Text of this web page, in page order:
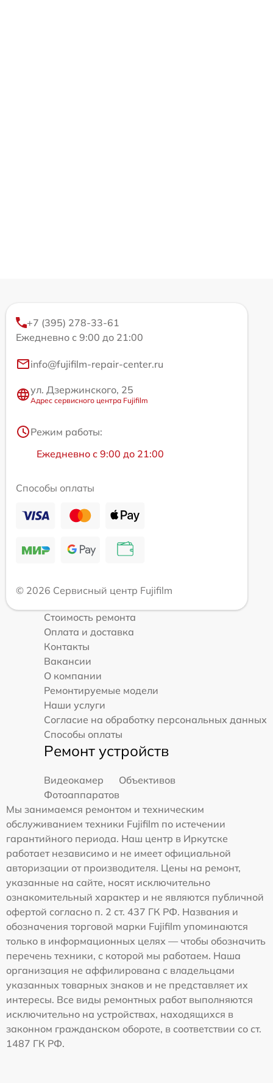
+7 (395) 278-33-61
Ежедневно с 9:00 до 21:00
info@fujifilm-repair-center.ru
ул. Дзержинского, 25
Адрес сервисного центра Fujifilm
Режим работы:
Ежедневно с 9:00 до 21:00
Способы оплаты
© 2026 Сервисный центр Fujifilm
Стоимость ремонта
Оплата и доставка
Контакты
Вакансии
О компании
Ремонтируемые модели
Наши услуги
Согласие на обработку персональных данных
Способы оплаты
Ремонт устройств
Видеокамер
Объективов
Фотоаппаратов
Мы занимаемся ремонтом и техническим
обслуживанием техники Fujifilm по истечении
гарантийного периода. Наш центр в Иркутске
работает независимо и не имеет официальной
авторизации от производителя. Цены на ремонт,
указанные на сайте, носят исключительно
ознакомительный характер и не являются публичной
офертой согласно п. 2 ст. 437 ГК РФ. Названия и
обозначения торговой марки Fujifilm упоминаются
только в информационных целях — чтобы обозначить
перечень техники, с которой мы работаем. Наша
организация не аффилирована с владельцами
указанных товарных знаков и не представляет их
интересы. Все виды ремонтных работ выполняются
исключительно на устройствах, находящихся в
законном гражданском обороте, в соответствии со ст.
1487 ГК РФ.